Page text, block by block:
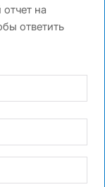
на
ответить